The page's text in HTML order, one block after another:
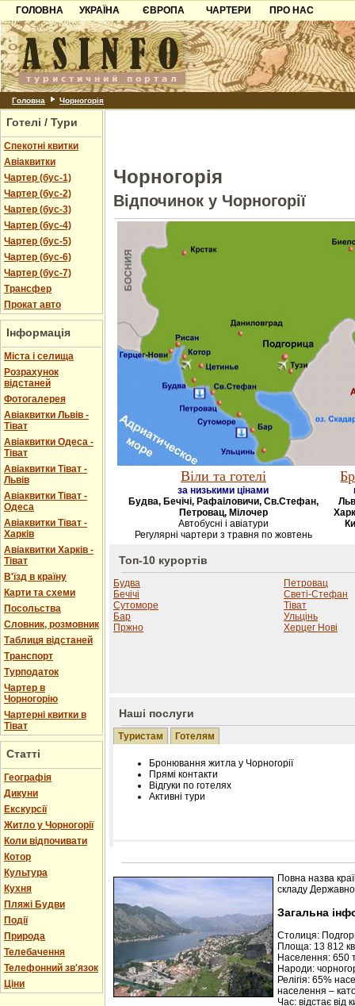
ГОЛОВНА
УКРАЇНА
Карпати
Азов
Причорноморря
Шацьк
ЄВРОПА
Чорногорія
Хорватія
Болгарія
ЧАРТЕРИ
ПРО НАС
Контакти
Партнерам
Додати готель
Головна Чорногорія
Готелі / Тури
Спекотні квитки
Авіаквитки
Чартер (бус-1)
Чартер (бус-2)
Чартер (бус-3)
Чартер (бус-4)
Чартер (бус-5)
Чартер (бус-6)
Чартер (бус-7)
Трансфер
Прокат авто
Інформація
Міста і селища
Розрахунок
відстаней
Фотогалерея
Авіаквитки Львів -
Тіват
Авіаквитки Одеса -
Тіват
Авіаквитки Тіват -
Львів
Авіаквитки Тіват -
Одеса
Авіаквитки Тіват -
Харків
Авіаквитки Харків -
Тіват
В'їзд в країну
Карти та схеми
Посольства
Словник, розмовник
Таблиця відстаней
Транспорт
Турподаток
Чартер в
Чорногорію
Чартерні квитки в
Тіват
Статті
Географія
Дикуни
Екскурсії
Житло у Чорногорії
Коли відпочивати
Котор
Культура
Кухня
Пляжі Будви
Події
Природа
Телебачення
Телефонний зв'язок
Ціни
Чорногорія
Відпочинок у Чорногорії
Віли та готелі
за низькими цінами
Будва, Бечічі, Рафаіловичи, Св.Стефан,
Петровац, Мілочер
Автобусні і авіатури
Регулярні чартери з травня по жовтень
Топ-10 курортів
Будва
Бечічі
Сутоморе
Бар
Пржно
Петровац
Светі-Стефан
Тіват
Ульцінь
Херцег Нові
Наші послуги
Туристам Готелям
Бронювання житла у Чорногорії
Прямі контакти
Відгуки по готелях
Активні тури
Розміщення інформації про готель на
Редагування інформації і цін на вимогу
Лічільник відвідувачів
Повна назва
складу
Загальна
Столиця:
Площа: 13 812
Населення: 650
Народи:
Релігія: 65%
населення –
Час: відстає від